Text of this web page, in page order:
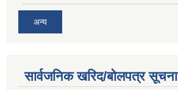
अन्य
सार्वजनिक खरिद/बोलपत्र सूचना